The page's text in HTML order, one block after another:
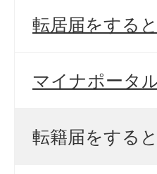
転居届をする
マイナポータ
転籍届をする